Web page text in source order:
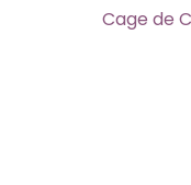
Cage de